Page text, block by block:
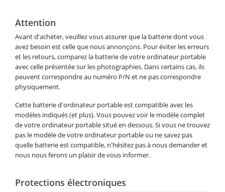
Attention
Avant d'acheter, veuillez vous assurer que la batterie dont vous
avez besoin est celle que nous annonçons. Pour éviter les erreurs
et les retours, comparez la batterie de votre ordinateur portable
avec celle présentée sur les photographies. Dans certains cas, ils
peuvent correspondre au numéro P/N et ne pas correspondre
physiquement.
Cette batterie d'ordinateur portable est compatible avec les
modèles indiqués (et plus). Vous pouvez voir le modèle complet
de votre ordinateur portable situé en dessous. Si vous ne trouvez
pas le modèle de votre ordinateur portable ou ne savez pas
quelle batterie est compatible, n'hésitez pas à nous demander et
nous nous ferons un plaisir de vous informer.
Protections électroniques